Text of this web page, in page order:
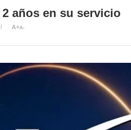
años en su servicio
A+A-